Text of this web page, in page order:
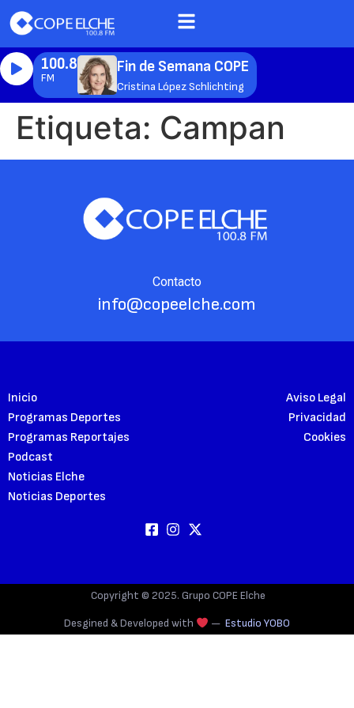
100.8
FM
Fin de Semana COPE
Cristina López Schlichting
Etiqueta: Campan
Contacto
info@copeelche.com
Inicio
Programas Deportes
Programas Reportajes
Podcast
Noticias Elche
Noticias Deportes
Aviso Legal
Privacidad
Cookies
Copyright © 2025. Grupo COPE Elche
Desgined & Developed with — Estudio YOBO